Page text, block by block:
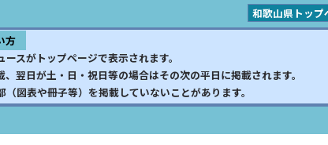
和歌山県トップ
方
スがトップページで表示されます。
翌日が土・日・祝日等の場合はその次の平日に掲載されます。
図表や冊子等）を掲載していないことがあります。